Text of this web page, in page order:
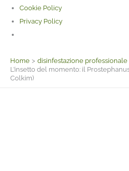
Cookie Policy
Privacy Policy
Home
disinfestazione professionale
L’insetto del momento: il
Colkim)